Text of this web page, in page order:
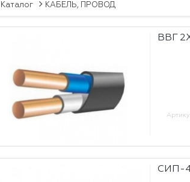
Каталог КАБЕЛЬ, ПРОВОД
ВВГ
СИП-4